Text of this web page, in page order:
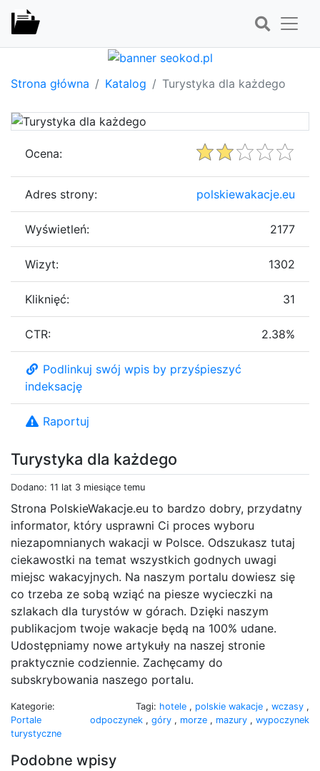
Strona główna Katalog Turystyka dla każdego
Turystyka dla każdego
Dodano: 11 lat 3 miesiące temu
Strona PolskieWakacje.eu to bardzo dobry, przydatny
informator, który usprawni Ci proces wyboru
niezapomnianych wakacji w Polsce. Odszukasz tutaj
ciekawostki na temat wszystkich godnych uwagi
miejsc wakacyjnych. Na naszym portalu dowiesz się
co trzeba ze sobą wziąć na piesze wycieczki na
szlakach dla turystów w górach. Dzięki naszym
publikacjom twoje wakacje będą na 100% udane.
Udostępniamy nowe artykuły na naszej stronie
praktycznie codziennie. Zachęcamy do
subskrybowania naszego portalu.
Kategorie:
Portale
turystyczne
Tagi: hotele , polskie wakacje , wczasy ,
odpoczynek , góry , morze , mazury , wypoczynek
Podobne wpisy
Ocena:
Adres strony: polskiewakacje.eu
Wyświetleń: 2177
Wizyt: 1302
Kliknięć: 31
CTR: 2.38%
Podlinkuj swój wpis by przyśpieszyć
indeksację
Raportuj